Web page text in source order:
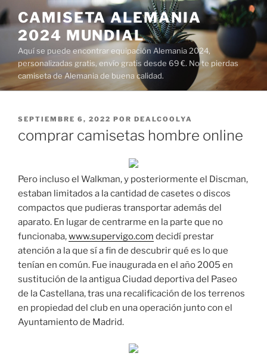
Saltar
al
contenido
CAMISETA ALEMANIA
2024 MUNDIAL
Aquí se puede encontrar equipación Alemania 2024,
personalizadas gratis, envío gratis desde 69 €. No te pierdas
camiseta de Alemania de buena calidad.
PUBLICADO
SEPTIEMBRE 6, 2022 POR DEALCOOLYA
comprar camisetas hombre online
Pero incluso el Walkman, y posteriormente el Discman,
estaban limitados a la cantidad de casetes o discos
compactos que pudieras transportar además del
aparato. En lugar de centrarme en la parte que no
funcionaba,www.supervigo.com decidí prestar
atención a la que sí a fin de descubrir qué es lo que
tenían en común. Fue inaugurada en el año 2005 en
sustitución de la antigua Ciudad deportiva del Paseo
de la Castellana, tras una recalificación de los terrenos
en propiedad del club en una operación junto con el
Ayuntamiento de Madrid.